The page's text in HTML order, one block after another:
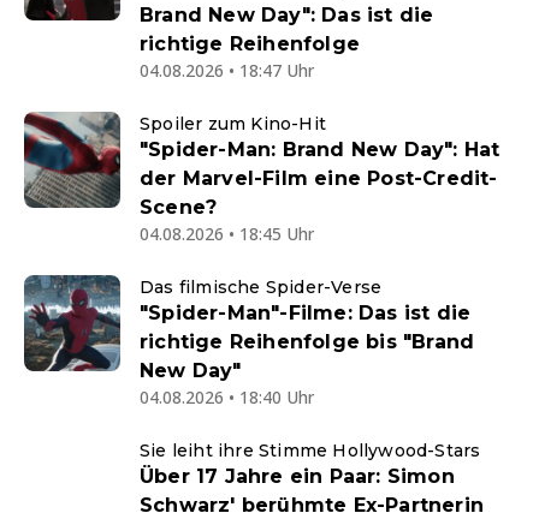
Brand New Day": Das ist die
richtige Reihenfolge
04.08.2026 • 18:47 Uhr
Spoiler zum Kino-Hit
"Spider-Man: Brand New Day": Hat
der Marvel-Film eine Post-Credit-
Scene?
04.08.2026 • 18:45 Uhr
Das filmische Spider-Verse
"Spider-Man"-Filme: Das ist die
richtige Reihenfolge bis "Brand
New Day"
04.08.2026 • 18:40 Uhr
Sie leiht ihre Stimme Hollywood-Stars
Über 17 Jahre ein Paar: Simon
Schwarz' berühmte Ex-Partnerin